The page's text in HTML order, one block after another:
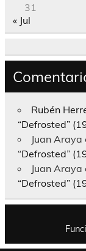
31
« Jul
Rubén
“Defrosted”
Juan Araya
“Defrosted”
Juan Araya
“Defrosted”